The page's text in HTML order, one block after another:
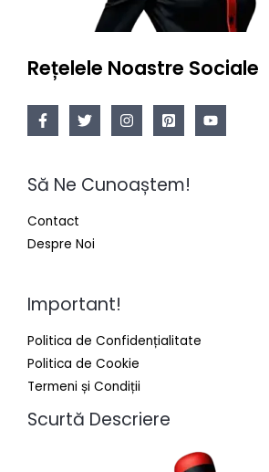
Rețelele Noastre Sociale
Să Ne Cunoaștem!
Contact
Despre Noi
Important!
Politica de Confidențialitate
Politica de Cookie
Termeni și Condiții
Scurtă Descriere